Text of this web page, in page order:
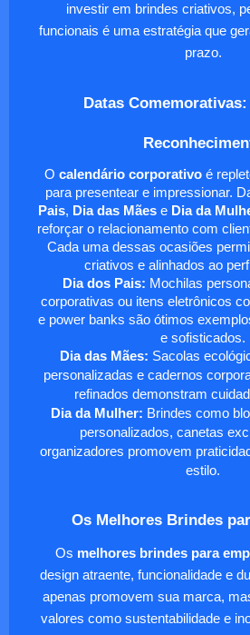
investir em brindes criativos,
funcionais é uma estratégia que
prazo.
Datas
O calendário corporativo é
para presentear e impressionar.
Pais, Dia das Mãese Dia da
reforçar o relacionamento com
Cada uma dessas ocasiões
criativos e alinhados ao
Dia dos Pais: Mochilas
corporativas ou itens eletrônicos
e power banks são ótimos
e sofisticados.
Dia das Mães: Sacolas
personalizadas e cadernos
refinados demonstram
Dia da Mulher: Brindes como
personalizados, canetas
organizadores promovem
estilo.
Os Melhores Brindes
Os melhores brindes para
design atraente, funcionalidade e
apenas promovem sua marca,
valores como sustentabilidade e